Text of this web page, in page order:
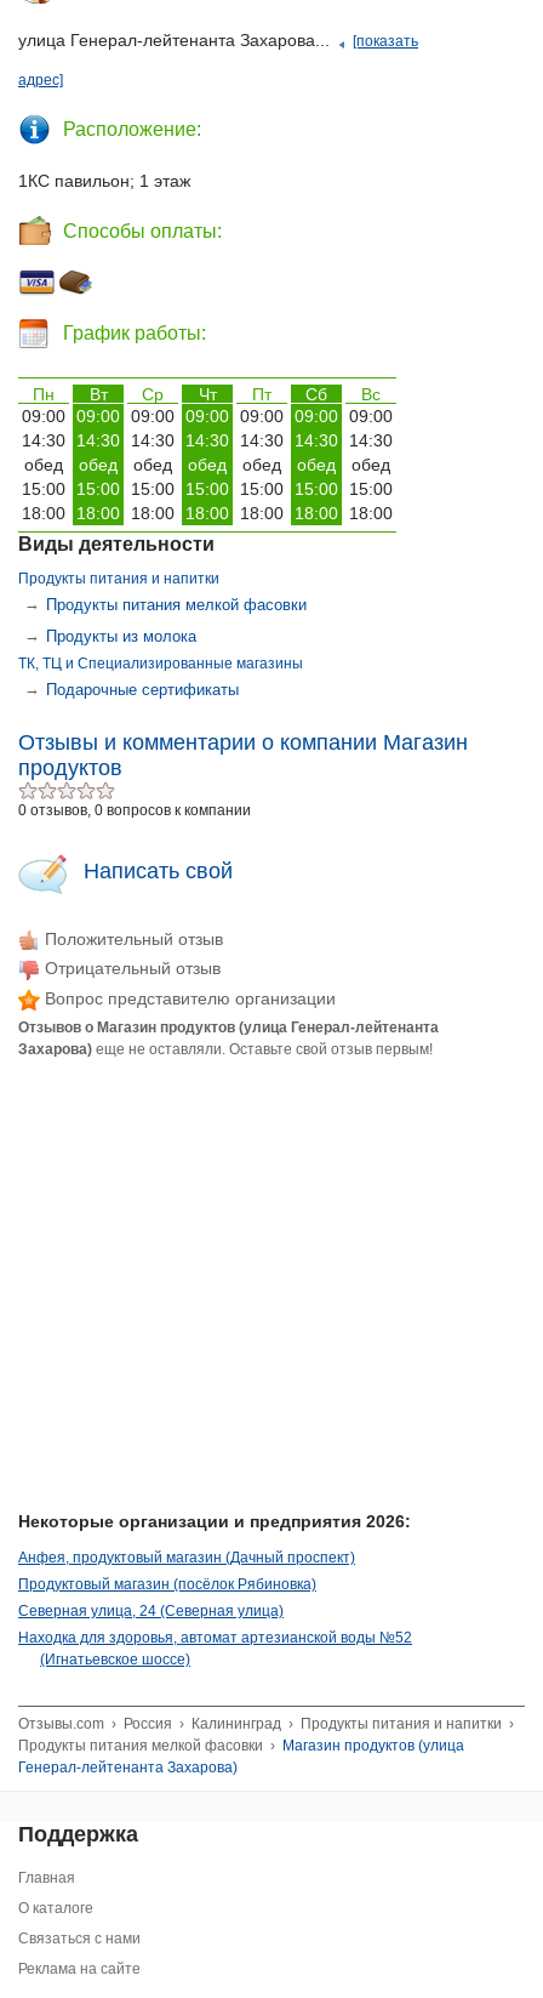
улица Генерал-лейтенанта Захарова... [показать
адрес]
Расположение:
1КС павильон; 1 этаж
Способы оплаты:
График работы:
Пн Вт Ср Чт Пт Сб
Вс
09:00 09:00 09:00 09:00 09:00 09:00 09:00
14:30
14:30 14:30 14:30 14:30 14:30
14:30
обед
обед обед обед обед обед
обед
15:00
15:00 15:00 15:00 15:00 15:00
15:00
18:00
18:00 18:00 18:00 18:00 18:00 18:00
Виды деятельности
Продукты питания и напитки
→ Продукты питания мелкой фасовки
→ Продукты из молока
ТК, ТЦ и Специализированные магазины
→ Подарочные сертификаты
Отзывы и комментарии о компании Магазин
продуктов
0 отзывов, 0 вопросов к компании
Написать свой
Положительный отзыв
Отрицательный отзыв
Вопрос представителю организации
Отзывов о Магазин продуктов (улица Генерал-лейтенанта
Захарова) еще не оставляли. Оставьте свой отзыв первым!
Некоторые организации и предприятия 2026:
Анфея, продуктовый магазин (Дачный проспект)
Продуктовый магазин (посёлок Рябиновка)
Северная улица, 24 (Северная улица)
Находка для здоровья, автомат артезианской воды №52
(Игнатьевское шоссе)
Отзывы.com › Россия › Калининград › Продукты питания и напитки ›
Продукты питания мелкой фасовки › Магазин продуктов (улица
Генерал-лейтенанта Захарова)
Поддержка
Главная
О каталоге
Связаться с нами
Реклама на сайте